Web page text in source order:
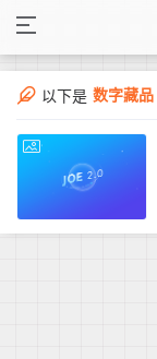
以下是 数字藏品